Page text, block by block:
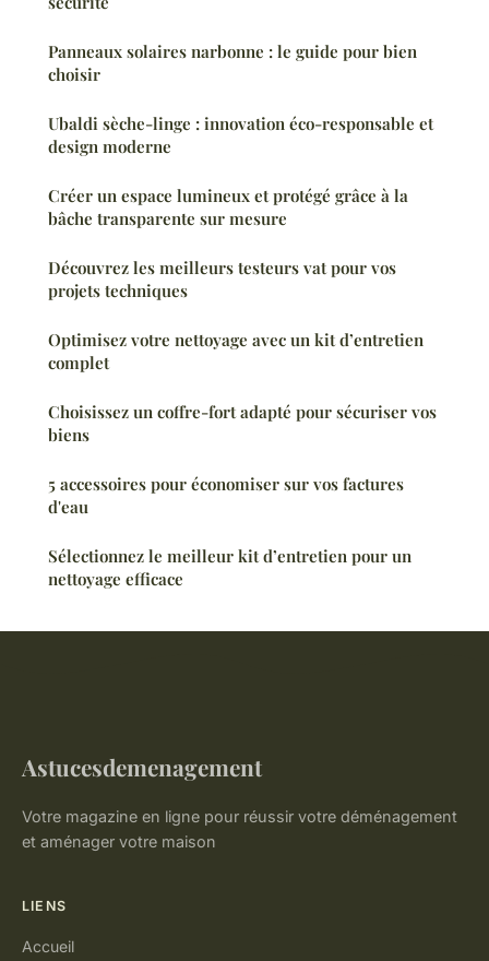
Panneaux solaires narbonne : le guide pour bien
choisir
Ubaldi sèche-linge : innovation éco-responsable et
design moderne
Créer un espace lumineux et protégé grâce à la
bâche transparente sur mesure
Découvrez les meilleurs testeurs vat pour vos
projets techniques
Optimisez votre nettoyage avec un kit d’entretien
complet
Choisissez un coffre-fort adapté pour sécuriser vos
biens
5 accessoires pour économiser sur vos factures
d'eau
Sélectionnez le meilleur kit d’entretien pour un
nettoyage efficace
Astucesdemenagement
Votre magazine en ligne pour réussir votre déménagement
et aménager votre maison
LIENS
Accueil